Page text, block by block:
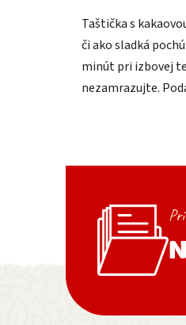
Taštička s
či ako sladká
minút pri izbovej
nezamrazujte.
Zápätie